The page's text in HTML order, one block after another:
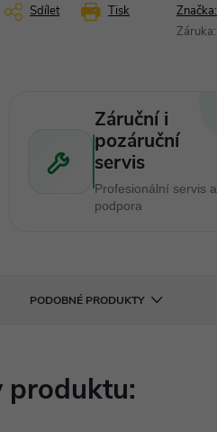
Tisk
Sdílet Značka:
Záruka:
Záruční i
pozáruční
servis
Profesionální servis a
podpora
PODOBNÉ PRODUKTY
produktu: